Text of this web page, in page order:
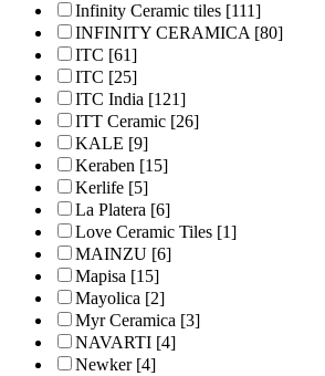
Infinity Ceramic tiles [111]
INFINITY CERAMICA[80]
ITC [61]
ITC [25]
ITC India [121]
ITT Ceramic [26]
KALE [9]
Keraben [15]
Kerlife [5]
La Platera [6]
Love Ceramic Tiles [1]
MAINZU [6]
Mapisa [15]
Mayolica [2]
Myr Ceramica [3]
NAVARTI [4]
Newker[4]